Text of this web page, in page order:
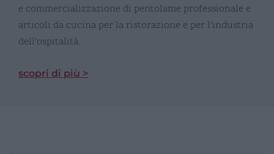
e commercializzazione di pentolame professionale e
articoli da cucina per la ristorazione e per l’industria
dell’ospitalità.
scopri di più >